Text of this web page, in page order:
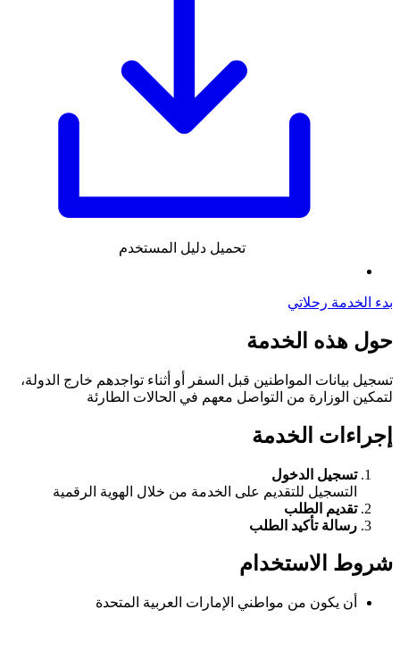
تحميل دليل المستخدم
بدء الخدمة رحلاتي
حول هذه الخدمة
تسجيل بيانات المواطنين قبل السفر أو أثناء تواجدهم خارج الدولة،
لتمكين الوزارة من التواصل معهم في الحالات الطارئة
إجراءات الخدمة
تسجيل الدخول
التسجيل للتقديم على الخدمة من خلال الهوية الرقمية
تقديم الطلب
رسالة تأكيد الطلب
شروط الاستخدام
أن يكون من مواطني الإمارات العربية المتحدة